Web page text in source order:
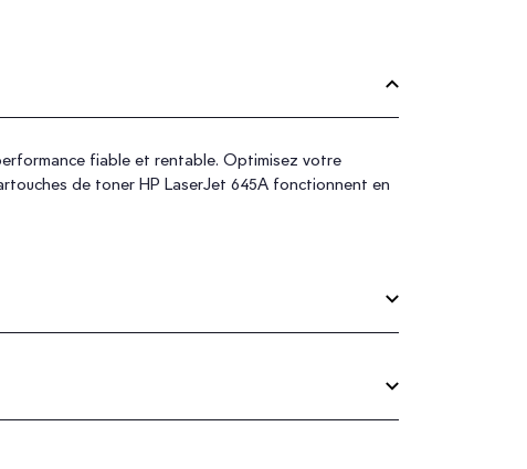
fiable et rentable. Optimisez votre
de toner HP LaserJet 645A fonctionnent en